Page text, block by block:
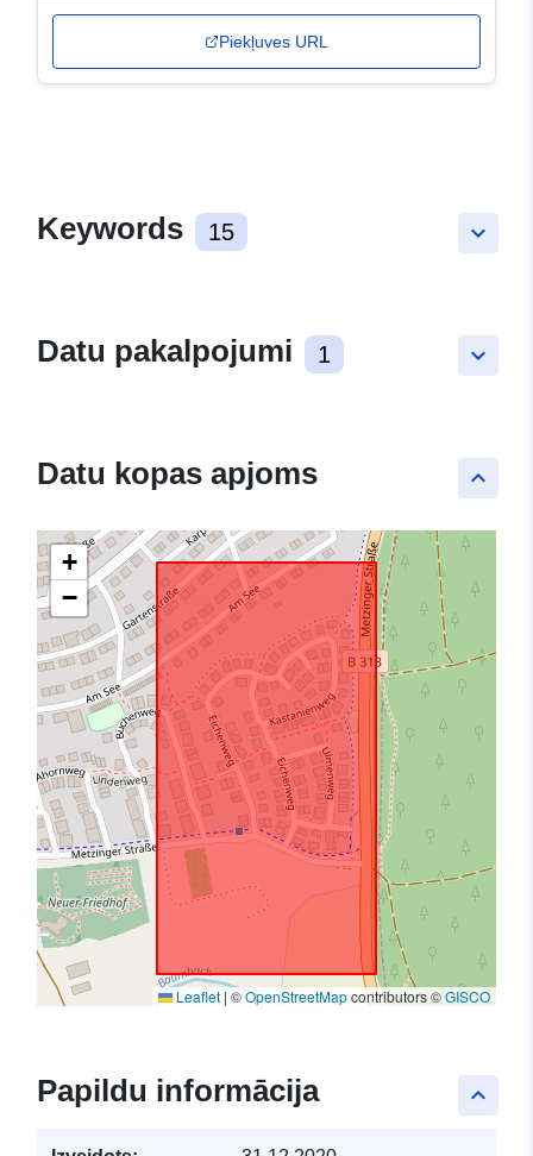
Piekļuves URL
keyboard_arrow_down
Keywords 15
keyboard_arrow_down
Datu pakalpojumi 1
keyboard_arrow_up
Datu kopas apjoms
+
−
Leaflet | ©OpenStreetMapcontributors ©GISCO
keyboard_arrow_up
Papildu informācija